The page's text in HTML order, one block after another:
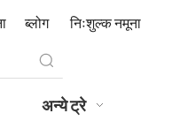
ब्लोग निःशुल्क नमूना
अन्ये ट्रे